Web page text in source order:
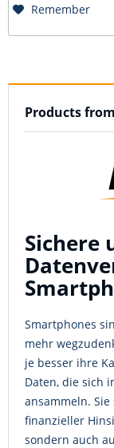
Remember
Products
Sichere
Smartphones
mehr
je besser ihre
Daten, die sich
ansammeln.
finanzieller
sondern auch